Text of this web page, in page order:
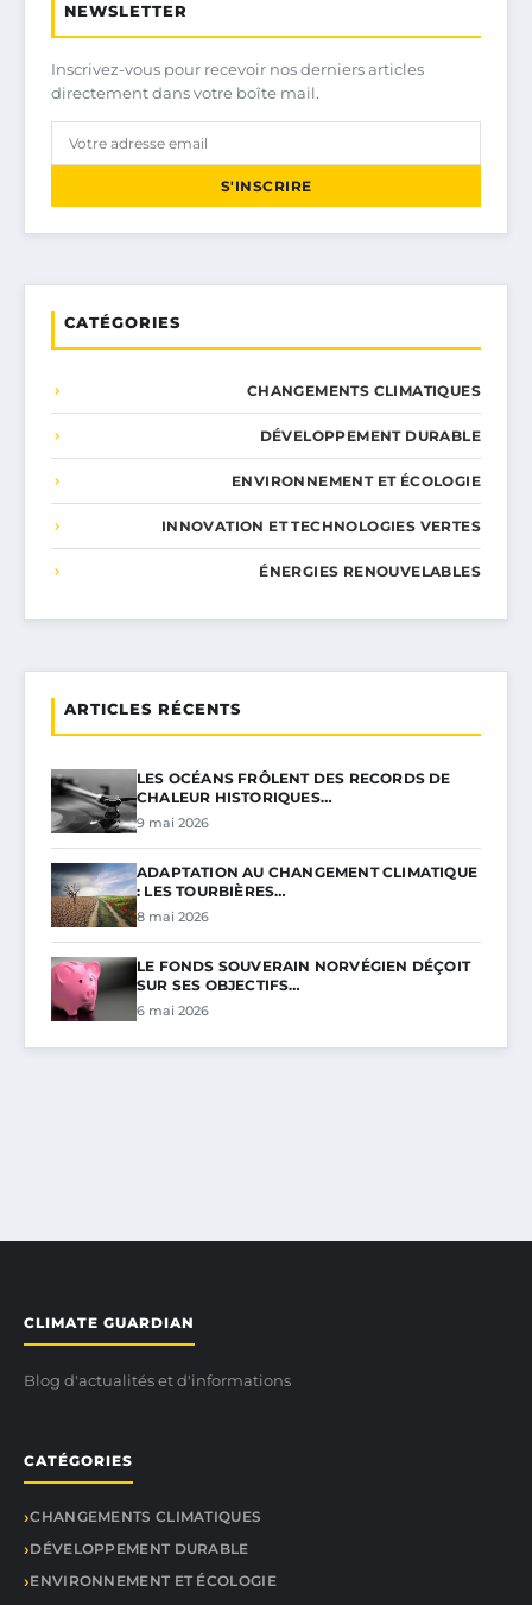
NEWSLETTER
Inscrivez-vous pour recevoir nos derniers articles
directement dans votre boîte mail.
S'INSCRIRE
CATÉGORIES
CHANGEMENTS CLIMATIQUES
DÉVELOPPEMENT DURABLE
ENVIRONNEMENT ET ÉCOLOGIE
INNOVATION ET TECHNOLOGIES VERTES
ÉNERGIES RENOUVELABLES
ARTICLES RÉCENTS
LES OCÉANS FRÔLENT DES RECORDS DE
CHALEUR HISTORIQUES…
9 mai 2026
ADAPTATION AU CHANGEMENT CLIMATIQUE
: LES TOURBIÈRES…
8 mai 2026
LE FONDS SOUVERAIN NORVÉGIEN DÉÇOIT
SUR SES OBJECTIFS…
6 mai 2026
CLIMATE GUARDIAN
Blog d'actualités et d'informations
CATÉGORIES
CHANGEMENTS CLIMATIQUES
DÉVELOPPEMENT DURABLE
ENVIRONNEMENT ET ÉCOLOGIE